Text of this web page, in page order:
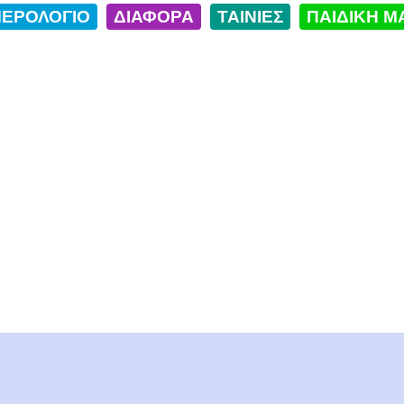
ΔΙΑΦΟΡΑ ΤΑΙΝΙΕΣ ΠΑΙΔΙΚΗ